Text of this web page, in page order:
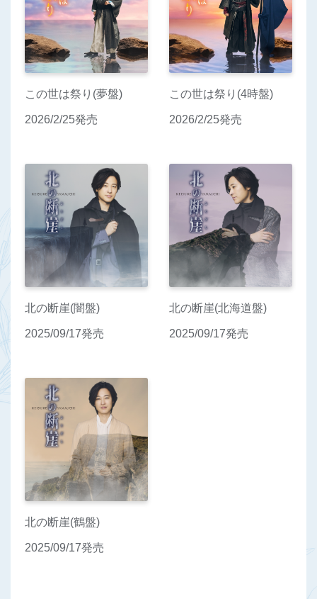
この世は祭り(夢盤)
2026/2/25発売
この世は祭り(4時盤)
2026/2/25発売
北の断崖(闇盤)
2025/09/17発売
北の断崖(北海道盤)
2025/09/17発売
北の断崖(鶴盤)
2025/09/17発売